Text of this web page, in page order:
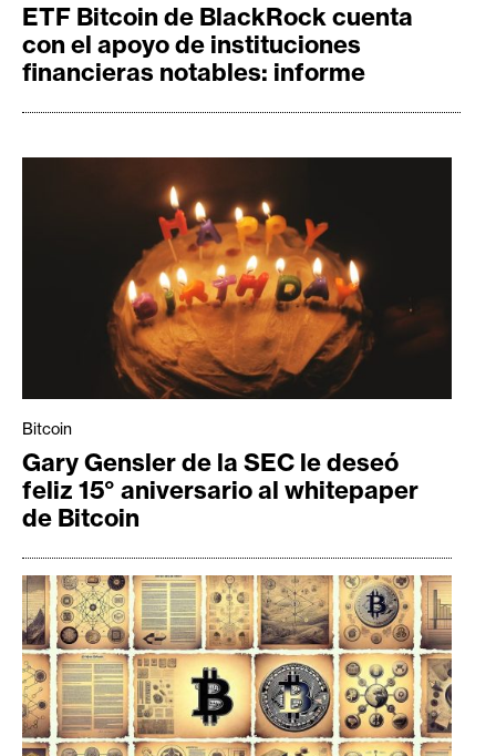
a
s
d
e
r
m
s
e
c
u
r
s
o
s
ETF Bitcoin de BlackRock cuenta
con el apoyo de instituciones
financieras notables: informe
Bitcoin
Gary Gensler de la SEC le deseó
feliz 15° aniversario al whitepaper
de Bitcoin